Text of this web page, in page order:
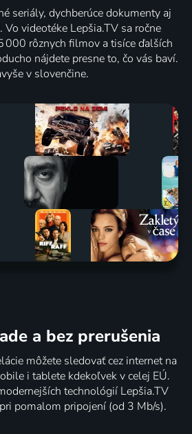
seriály, dychberúce dokumenty aj
Vo videotéke Lepšia.TV sa ročne
000 rôznych filmov a tisíce ďalších
nájdete presne to, čo vás baví.
v slovenčine.
a bez prerušenia
môžete sledovať cez internet na
i tablete kdekoľvek v celej EÚ.
technológií Lepšia.TV
pomalom pripojení (od 3 Mb/s).